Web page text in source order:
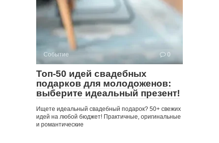
Событие 0
Топ-50 идей свадебных
подарков для молодоженов:
выберите идеальный презент!
Ищете идеальный свадебный подарок? 50+ свежих
идей на любой бюджет! Практичные, оригинальные
и романтические